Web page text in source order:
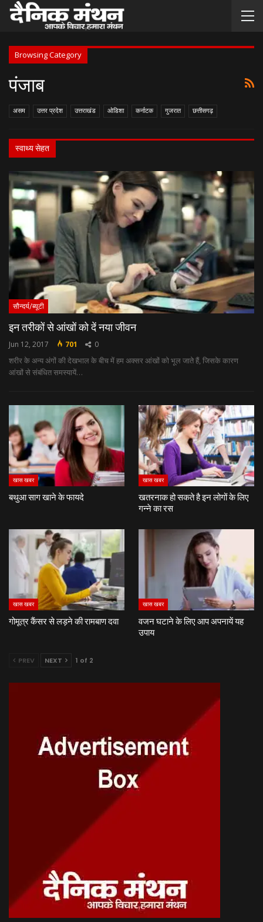
Browsing Category
पंजाब
असम उत्तर प्रदेश उत्तराखंड ओडिशा कर्नाटक गुजरात छत्तीसगढ़
स्वाथ्य सेहत
सौन्दर्य/ब्यूटी
इन तरीकों से आंखों को दें नया जीवन
Jun 12, 2017 701 0
शरीर के अन्‍य अंगों की देखभाल के बीच में हम अक्‍सर आंखों को भूल जाते हैं, जिसके कारण
आंखों से संबंधित समस्‍यायें…
खास खबर
बथुआ साग खाने के फायदे
खास खबर
खतरनाक हो सकते है इन लोगों के लिए
गन्ने का रस
खास खबर
गोमूत्र कैंसर से लड़ने की रामबाण दवा
खास खबर
वजन घटाने के लिए आप अपनायें यह
उपाय
PREV NEXT 1 of 2